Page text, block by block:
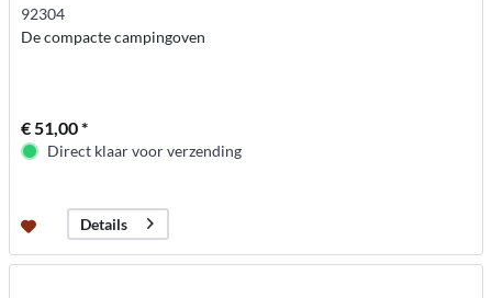
92304
De compacte campingoven
€ 51,00 *
Direct klaar voor verzending
Details